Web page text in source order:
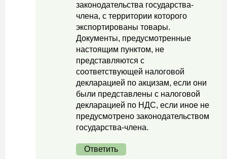
законодательства государства-
члена, с территории которого
экспортированы товары.
Документы, предусмотренные
настоящим пунктом, не
представляются с
соответствующей налоговой
декларацией по акцизам, если они
были представлены с налоговой
декларацией по НДС, если иное не
предусмотрено законодательством
государства-члена.
Ответить